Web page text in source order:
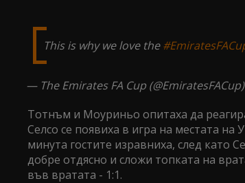
This is why we love the
— The Emirates FA Cup (@EmiratesFACup)
Тотнъм и Моуриньо опитаха да
Селсо се появиха в игра на местата на
минута гостите изравниха, след като
добре отдясно и сложи топката на
във вратата - 1:1.